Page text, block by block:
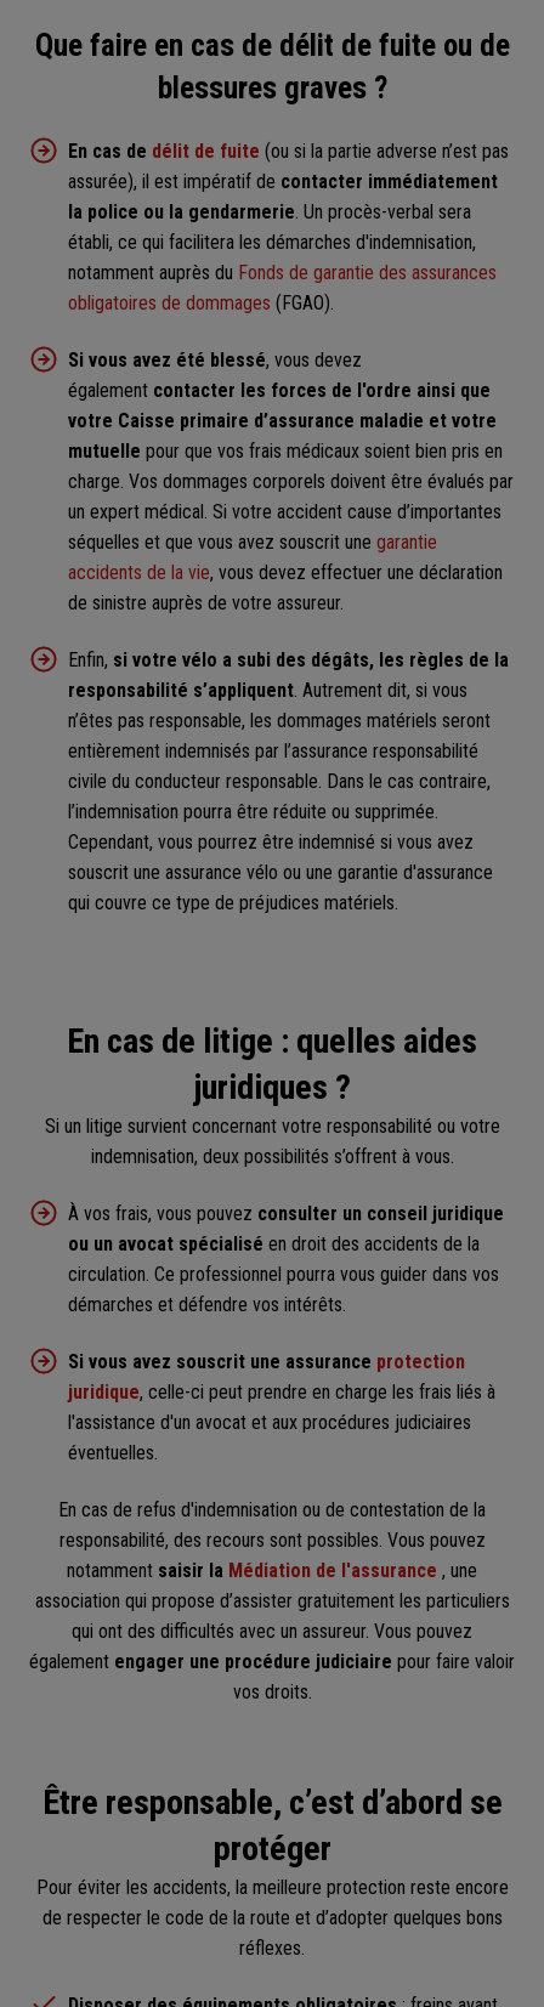
Que faire en cas de délit de fuite ou de
blessures graves ?
En cas de délit de fuite (ou si la partie adverse n’est pas
assurée), il est impératif de contacter immédiatement
la police ou la gendarmerie. Un procès-verbal sera
établi, ce qui facilitera les démarches d'indemnisation,
notamment auprès du Fonds de garantie des assurances
obligatoires de dommages (FGAO).
Si vous avez été blessé, vous devez
également contacter les forces de l'ordre ainsi que
votre Caisse primaire d’assurance maladie et votre
mutuelle pour que vos frais médicaux soient bien pris en
charge. Vos dommages corporels doivent être évalués par
un expert médical. Si votre accident cause d’importantes
séquelles et que vous avez souscrit une garantie
accidents de la vie, vous devez effectuer une déclaration
de sinistre auprès de votre assureur.
Enfin, si votre vélo a subi des dégâts, les règles de la
responsabilité s’appliquent. Autrement dit, si vous
n’êtes pas responsable, les dommages matériels seront
entièrement indemnisés par l’assurance responsabilité
civile du conducteur responsable. Dans le cas contraire,
l’indemnisation pourra être réduite ou supprimée.
Cependant, vous pourrez être indemnisé si vous avez
souscrit une assurance vélo ou une garantie d'assurance
qui couvre ce type de préjudices matériels.
En cas de litige : quelles aides
juridiques ?
Si un litige survient concernant votre responsabilité ou votre
indemnisation, deux possibilités s’offrent à vous.
À vos frais, vous pouvez consulter un conseil juridique
ou un avocat spécialisé en droit des accidents de la
circulation. Ce professionnel pourra vous guider dans vos
démarches et défendre vos intérêts.
Si vous avez souscrit une assurance protection
juridique, celle-ci peut prendre en charge les frais liés à
l'assistance d'un avocat et aux procédures judiciaires
éventuelles.
En cas de refus d'indemnisation ou de contestation de la
responsabilité, des recours sont possibles. Vous pouvez
notamment saisir la Médiation de l'assurance , une
association qui propose d’assister gratuitement les particuliers
qui ont des difficultés avec un assureur. Vous pouvez
également engager une procédure judiciaire pour faire valoir
vos droits.
Être responsable, c’est d’abord se
protéger
Pour éviter les accidents, la meilleure protection reste encore
de respecter le code de la route et d’adopter quelques bons
réflexes.